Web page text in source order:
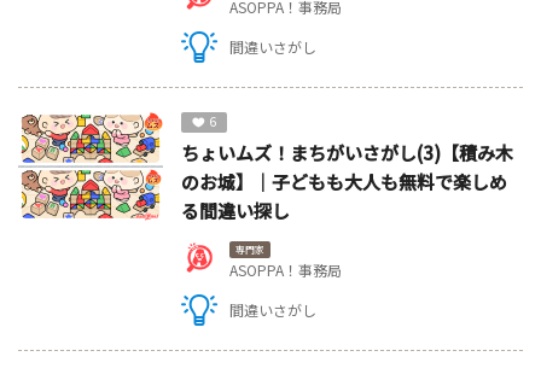
ASOPPA！事務局
間違いさがし
6
ちょいムズ！まちがいさがし(3)【積み木
のお城】｜子どもも大人も無料で楽しめ
る間違い探し
専門家
ASOPPA！事務局
間違いさがし